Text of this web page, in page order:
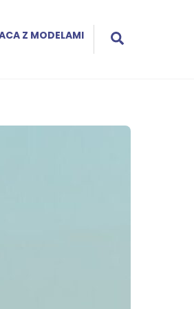
Z MODELAMI